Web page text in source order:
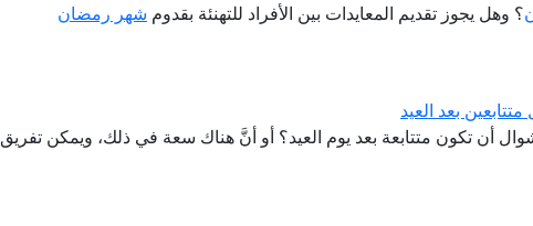
؟ وهل يجوز تقديم المعايدات بين الأفراد للتهنئة بقدوم شهر رمضان
بعد العيد
أن تكون متتابعة بعد يوم العيد؟ أو أنَّ هناك سعة في ذلك، ويمكن تفريق